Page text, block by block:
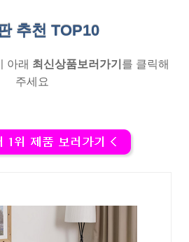
추천 TOP10
아래 최신상품보러가기 를 클릭해
주세요